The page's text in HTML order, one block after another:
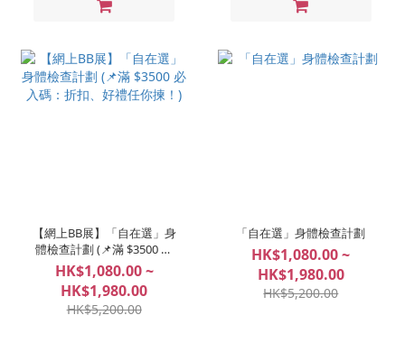
【網上BB展】「自在選」身
體檢查計劃 (📌滿 $3500 必
入碼：折扣、好禮任你揀！)
HK$1,080.00 ~
HK$1,980.00
HK$5,200.00
「自在選」身體檢查計劃
HK$1,080.00 ~
HK$1,980.00
HK$5,200.00